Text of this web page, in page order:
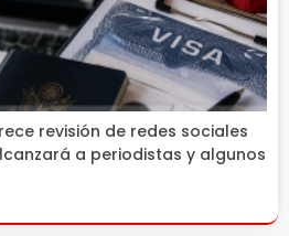
revisión de redes sociales
a periodistas y algunos